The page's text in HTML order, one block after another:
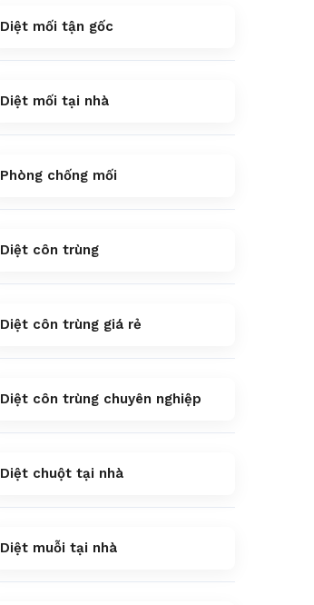
Diệt mối tận gốc
Diệt mối tại nhà
Phòng chống mối
Diệt côn trùng
Diệt côn trùng giá rẻ
Diệt côn trùng chuyên nghiệp
Diệt chuột tại nhà
Diệt muỗi tại nhà